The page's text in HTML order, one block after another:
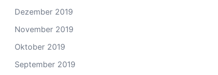
Dezember 2019
November 2019
Oktober 2019
September 2019